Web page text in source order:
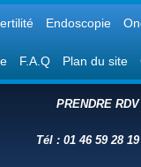
Endoscopie
F.A.Q Plan du site
PRENDRE
Tél : 01 46 59 28